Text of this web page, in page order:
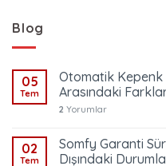
Blog
05
Tem
Otomatik Kepenk
Arasındaki
2 Yorumlar
02
Tem
Somfy Garanti
Dışındaki